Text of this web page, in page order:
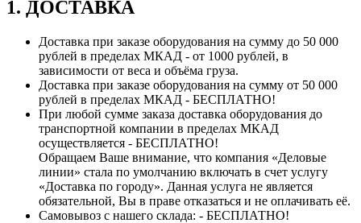
1. ДОСТАВКА
Доставка при заказе оборудования на сумму до 50 000
рублей в пределах МКАД - от 1000 рублей, в
зависимости от веса и объёма груза.
Доставка при заказе оборудования на сумму от 50 000
рублей в пределах МКАД - БЕСПЛАТНО!
При любой сумме заказа доставка оборудования до
транспортной компании в пределах МКАД
осуществляется - БЕСПЛАТНО!
Обращаем Ваше внимание, что компания «Деловые
линии» стала по умолчанию включать в счет услугу
«Доставка по городу». Данная услуга не является
обязательной, Вы в праве отказаться и не оплачивать её.
Самовывоз с нашего склада: - БЕСПЛАТНО!